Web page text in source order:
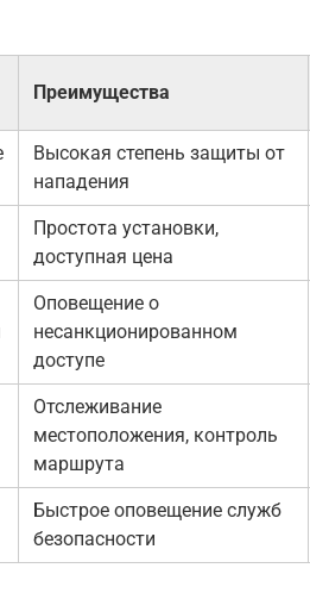
Преимущества
Высокая степень защиты от
нападения
Простота установки,
доступная цена
Оповещение о
несанкционированном
доступе
Отслеживание
местоположения, контроль
маршрута
Быстрое оповещение служб
безопасности